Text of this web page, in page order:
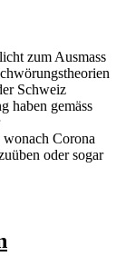
zum Ausmass
Schweiz
haben gemäss
wonach Corona
oder sogar